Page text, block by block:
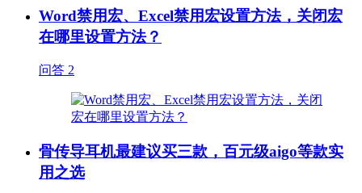
Word禁用宏、Excel禁用宏设置方法，关闭宏
在哪里设置方法？
问答 2
骨传导耳机最建议买三款，百元级aigo等款实
用之选